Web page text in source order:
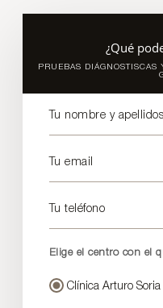
¿Qué
PRUEBAS DIÁGNOSTISCAS
Tu nombre y apellidos
Tu email
Tu teléfono
Elige el centro con el
Clínica Arturo Soria